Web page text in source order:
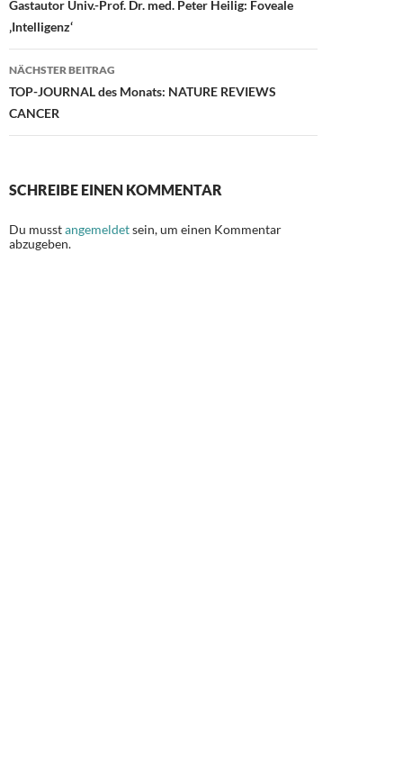
k
Gastautor Univ.-Prof. Dr. med. Peter Heilig: Foveale
‚Intelligenz‘
NÄCHSTER BEITRAG
TOP-JOURNAL des Monats: NATURE REVIEWS
CANCER
SCHREIBE EINEN KOMMENTAR
Du musstangemeldetsein, um einen Kommentar
abzugeben.